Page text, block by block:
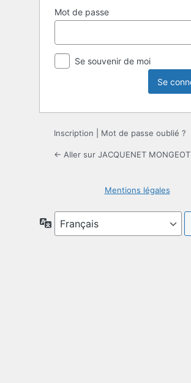
Mot de passe
Se souvenir de moi
Inscription Mot de passe oublié ?
← Aller sur JACQUENET MONGEOT
Mentions légales
Langue